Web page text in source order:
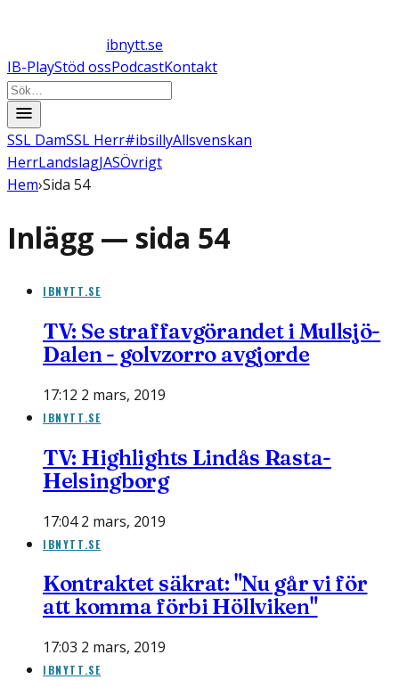
ibnytt.se
IB-PlayStöd ossPodcastKontakt
SSL DamSSL Herr#ibsillyAllsvenskan
HerrLandslagJASÖvrigt
Hem›Sida 54
Inlägg — sida 54
IBNYTT.SE
TV: Se straffavgörandet i Mullsjö-
Dalen - golvzorro avgjorde
17:12 2 mars, 2019
IBNYTT.SE
TV: Highlights Lindås Rasta-
Helsingborg
17:04 2 mars, 2019
IBNYTT.SE
Kontraktet säkrat: "Nu går vi för
att komma förbi Höllviken"
17:03 2 mars, 2019
IBNYTT.SE